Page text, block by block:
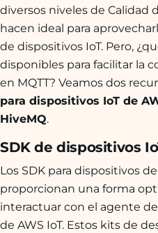
diversos niveles de Calidad
hacen ideal para
de dispositivos IoT. Pero,
disponibles para facilitar la
en MQTT? Veamos dos
para dispositivos IoT de
HiveMQ.
SDK de dispositivos
Los SDK para dispositivos
proporcionan una forma
interactuar con el agente
de AWS IoT. Estos kits de